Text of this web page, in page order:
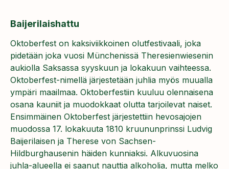
Baijerilaishattu
Oktoberfest on kaksiviikkoinen olutfestivaali, joka
pidetään joka vuosi Münchenissä Theresienwiesenin
aukiolla Saksassa syyskuun ja lokakuun vaihteessa.
Oktoberfest-nimellä järjestetään juhlia myös muualla
ympäri maailmaa. Oktoberfestiin kuuluu olennaisena
osana kauniit ja muodokkaat olutta tarjoilevat naiset.
Ensimmäinen Oktoberfest järjestettiin hevosajojen
muodossa 17. lokakuuta 1810 kruununprinssi Ludvig
Baijerilaisen ja Therese von Sachsen-
Hildburghausenin häiden kunniaksi. Alkuvuosina
juhla-alueella ei saanut nauttia alkoholia, mutta melko